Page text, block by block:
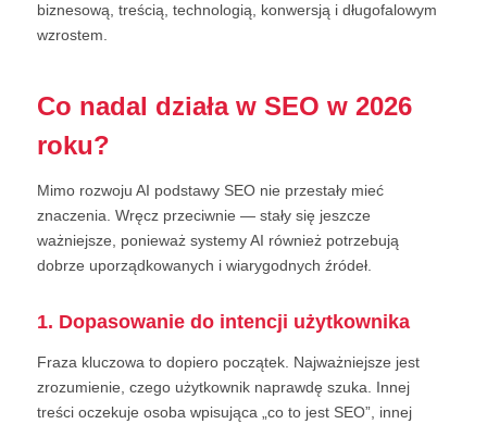
biznesową, treścią, technologią, konwersją i długofalowym
wzrostem.
Co nadal działa w SEO w 2026
roku?
Mimo rozwoju AI podstawy SEO nie przestały mieć
znaczenia. Wręcz przeciwnie — stały się jeszcze
ważniejsze, ponieważ systemy AI również potrzebują
dobrze uporządkowanych i wiarygodnych źródeł.
1. Dopasowanie do intencji użytkownika
Fraza kluczowa to dopiero początek. Najważniejsze jest
zrozumienie, czego użytkownik naprawdę szuka. Innej
treści oczekuje osoba wpisująca „co to jest SEO”, innej